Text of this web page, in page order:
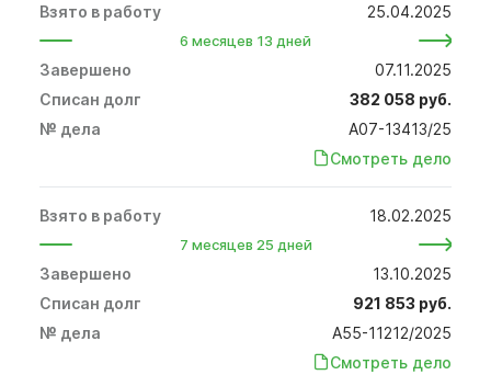
25.04.2025
6 месяцев 13 дней
07.11.2025
382 058 руб.
А07-13413/25
Смотреть дело
18.02.2025
7 месяцев 25 дней
13.10.2025
921 853 руб.
А55-11212/2025
Смотреть дело